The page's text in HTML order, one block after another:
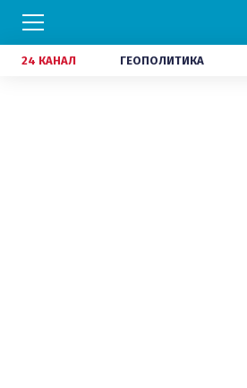
24 КАНАЛ ГЕОПОЛИТИКА